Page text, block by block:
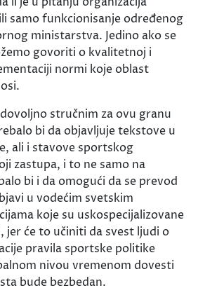
samo funkcionisanje određenog
ministarstva. Jedino ako se
govoriti o kvalitetnoj i
normi koje oblast
stručnim za ovu granu
bi da objavljuje tekstove u
ali i stavove sportskog
zastupa, i to ne samo na
bi i da omogući da se prevod
u vodećim svetskim
koje su uskospecijalizovane
jer će to učiniti da svest ljudi o
pravila sportske politike
nivou vremenom dovesti
bude bezbedan.